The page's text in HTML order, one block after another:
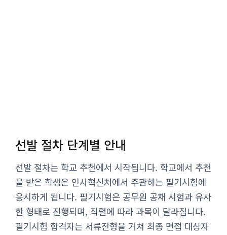
선발 절차 단계별 안내
선발 절차는 학교 추천에서 시작됩니다. 학교에서 추천
을 받은 학생은 인사혁신처에서 주관하는 필기시험에
응시하게 됩니다. 필기시험은 공무원 공채 시험과 유사
한 형태로 진행되며, 직렬에 따라 과목이 달라집니다.
필기시험 합격자는 서류전형을 거쳐 최종 면접 대상자